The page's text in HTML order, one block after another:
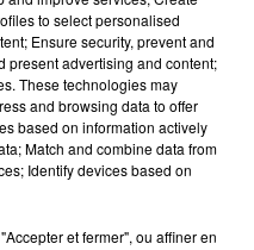
to select personalised
Ensure security, prevent and
present advertising and content;
These technologies may
and browsing data to offer
based on information actively
Match and combine data from
Identify devices based on
et fermer", ou affiner en